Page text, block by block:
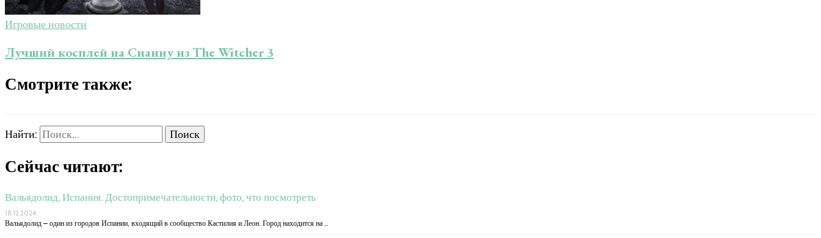
Игровые новости
Лучший косплей на Сианну из The Witcher 3
Смотрите также:
Найти:
Сейчас читают:
Вальядолид, Испания. Достопримечательности, фото, что посмотреть
18.12.2024
Вальядолид – один из городов Испании, входящий в сообщество Кастилия и Леон. Город находится на …